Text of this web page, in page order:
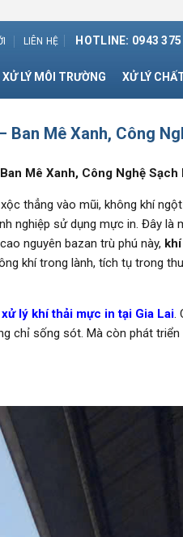
LIÊN HỆ HOTLINE: 0943
XỬ LÝ MÔI TRƯỜNG XỬ LÝ
Mê Xanh, Công
Mê Xanh, Công Nghệ Sạch
thẳng vào mũi, không khí
nghiệp sử dụng mực in. Đây
nguyên bazan trù phú này,
khí trong lành, tích tụ trong
lý khí thải mực in tại Gia Lai.
chỉ sống sót. Mà còn phát